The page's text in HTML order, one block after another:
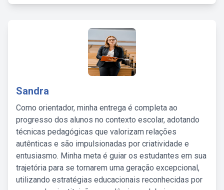
Sandra
Como orientador, minha entrega é completa ao
progresso dos alunos no contexto escolar, adotando
técnicas pedagógicas que valorizam relações
autênticas e são impulsionadas por criatividade e
entusiasmo. Minha meta é guiar os estudantes em sua
trajetória para se tornarem uma geração excepcional,
utilizando estratégias educacionais reconhecidas por